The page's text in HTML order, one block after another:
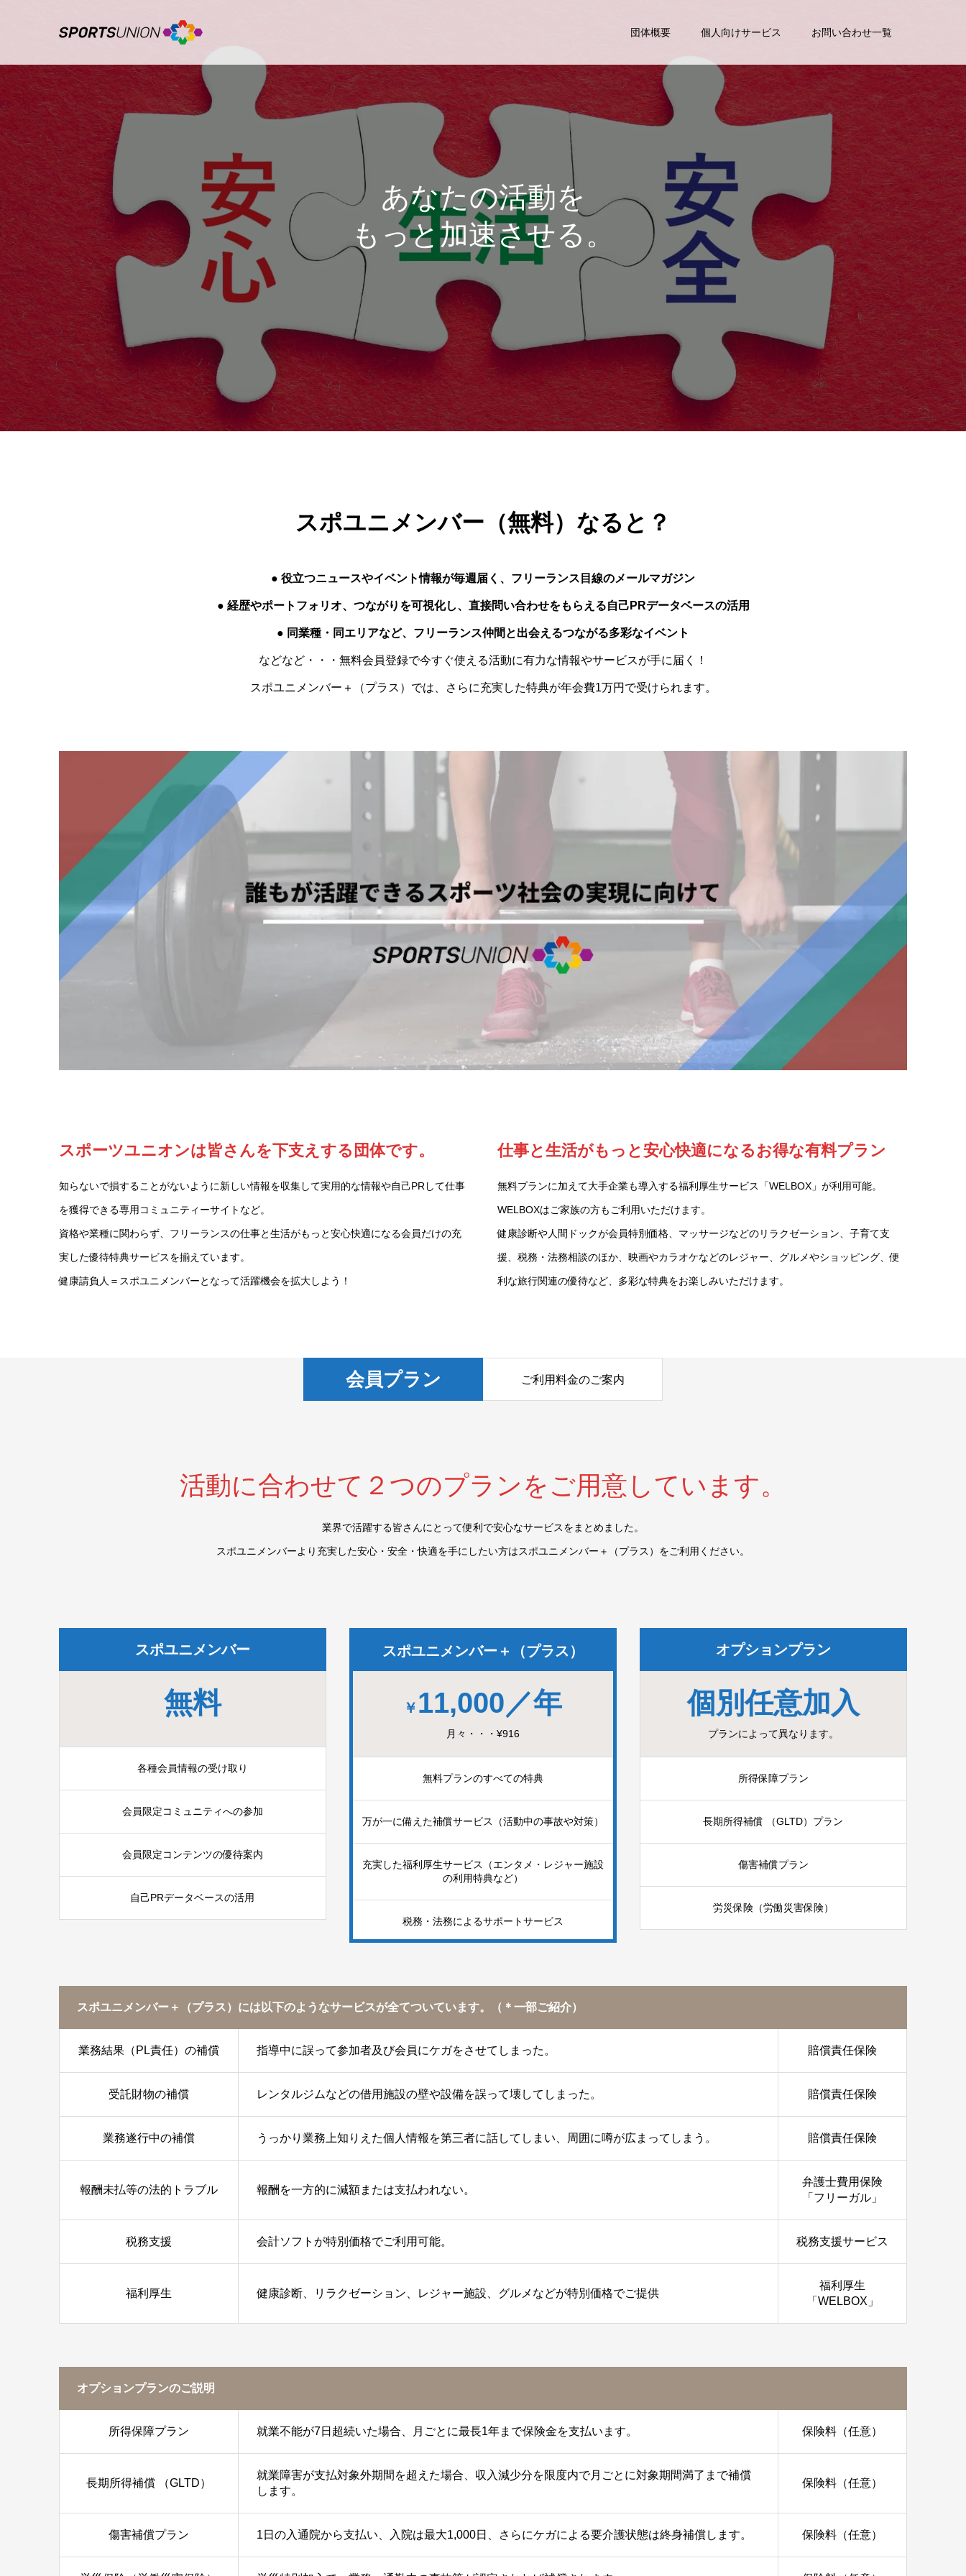
団体概要 個人向けサービス お問い合わせ一覧
あなたの活動を
もっと加速させる。
スポユニメンバー（無料）なると？
● 役立つニュースやイベント情報が毎週届く、フリーランス目線のメールマガジン
● 経歴やポートフォリオ、つながりを可視化し、直接問い合わせをもらえる自己PRデータベースの活用
● 同業種・同エリアなど、フリーランス仲間と出会えるつながる多彩なイベント
などなど・・・無料会員登録で今すぐ使える活動に有力な情報やサービスが手に届く！
スポユニメンバー＋（プラス）では、さらに充実した特典が年会費1万円で受けられます。
スポーツユニオンは皆さんを下支えする団体です。
知らないで損することがないように新しい情報を収集して実用的な情報や自己PRして仕事
を獲得できる専用コミュニティーサイトなど。
資格や業種に関わらず、フリーランスの仕事と生活がもっと安心快適になる会員だけの充
実した優待特典サービスを揃えています。
健康請負人＝スポユニメンバーとなって活躍機会を拡大しよう！
仕事と生活がもっと安心快適になるお得な有料プラン
無料プランに加えて大手企業も導入する福利厚生サービス「WELBOX」が利用可能。
WELBOXはご家族の方もご利用いただけます。
健康診断や人間ドックが会員特別価格、マッサージなどのリラクゼーション、子育て支
援、税務・法務相談のほか、映画やカラオケなどのレジャー、グルメやショッピング、便
利な旅行関連の優待など、多彩な特典をお楽しみいただけます。
会員プラン ご利用料金のご案内
活動に合わせて２つのプランをご用意しています。
業界で活躍する皆さんにとって便利で安心なサービスをまとめました。
スポユニメンバーより充実した安心・安全・快適を手にしたい方はスポユニメンバー＋（プラス）をご利用ください。
スポユニメンバー
無料
各種会員情報の受け取り
会員限定コミュニティへの参加
会員限定コンテンツの優待案内
自己PRデータベースの活用
スポユニメンバー＋（プラス）
￥ 11,000／年
月々・・・¥916
無料プランのすべての特典
万が一に備えた補償サービス（活動中の事故や対策）
充実した福利厚生サービス（エンタメ・レジャー施設
の利用特典など）
税務・法務によるサポートサービス
オプションプラン
個別任意加入
プランによって異なります。
所得保障プラン
長期所得補償 （GLTD）プラン
傷害補償プラン
労災保険（労働災害保険）
スポユニメンバー＋（プラス）には以下のようなサービスが全てついています。（＊一部ご紹介）
業務結果（PL責任）の補償 指導中に誤って参加者及び会員にケガをさせてしまった。 賠償責任保険
受託財物の補償 レンタルジムなどの借用施設の壁や設備を誤って壊してしまった。 賠償責任保険
業務遂行中の補償 うっかり業務上知りえた個人情報を第三者に話してしまい、周囲に噂が広まってしまう。 賠償責任保険
報酬未払等の法的トラブル 報酬を一方的に減額または支払われない。
弁護士費用保険
「フリーガル」
税務支援 会計ソフトが特別価格でご利用可能。 税務支援サービス
福利厚生 健康診断、リラクゼーション、レジャー施設、グルメなどが特別価格でご提供
福利厚生
「WELBOX」
オプションプランのご説明
所得保障プラン 就業不能が7日超続いた場合、月ごとに最長1年まで保険金を支払います。 保険料（任意）
長期所得補償 （GLTD）
就業障害が支払対象外期間を超えた場合、収入減少分を限度内で月ごとに対象期間満了まで補償
します。
保険料（任意）
傷害補償プラン 1日の入通院から支払い、入院は最大1,000日、さらにケガによる要介護状態は終身補償します。 保険料（任意）